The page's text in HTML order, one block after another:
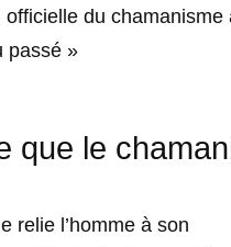
officielle du chamanisme
passé »
que le
relie l’homme à son